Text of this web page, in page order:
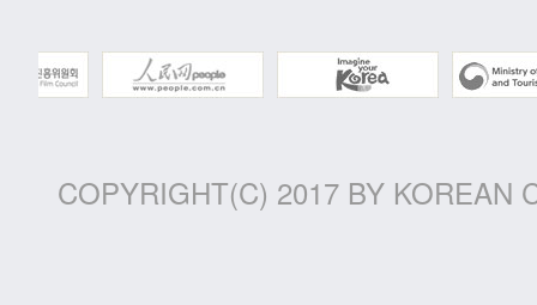
COPYRIGHT(C) 2017 BY KOREAN